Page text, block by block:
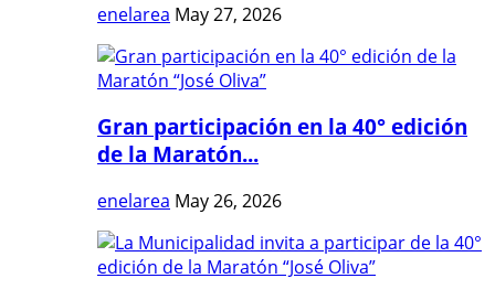
enelarea May 27, 2026
Gran participación en la 40° edición
de la Maratón...
enelarea May 26, 2026